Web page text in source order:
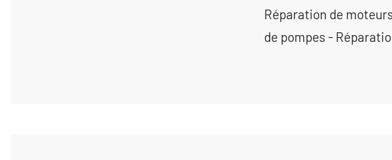
Réparation de
de pompes -